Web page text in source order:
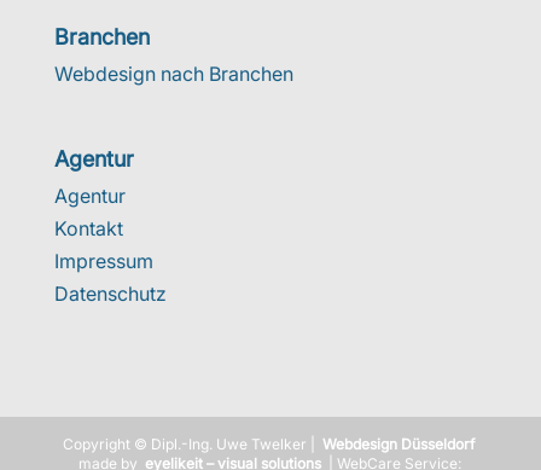
Branchen
Webdesign nach Branchen
Agentur
Agentur
Kontakt
Impressum
Datenschutz
Copyright © Dipl.-Ing. Uwe Twelker | Webdesign Düsseldorf
made by eyelikeit – visual solutions | WebCare Service: